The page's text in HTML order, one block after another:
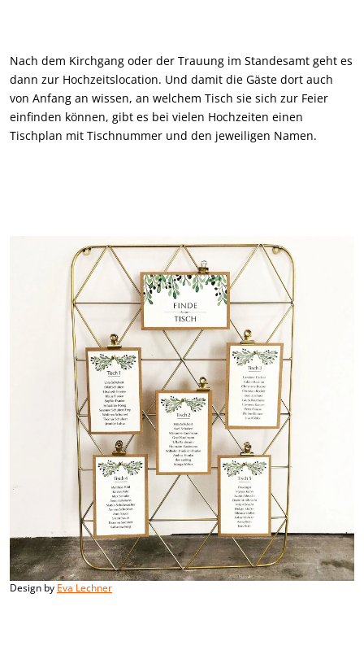
Nach dem Kirchgang oder der Trauung im Standesamt geht es
dann zur Hochzeitslocation. Und damit die Gäste dort auch
von Anfang an wissen, an welchem Tisch sie sich zur Feier
einfinden können, gibt es bei vielen Hochzeiten einen
Tischplan mit Tischnummer und den jeweiligen Namen.
Design by Eva Lechner